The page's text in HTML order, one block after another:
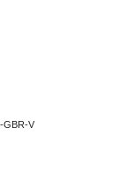
GBR-V